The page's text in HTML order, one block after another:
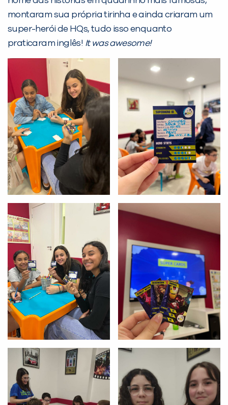
montaram sua própria tirinha e ainda criaram um
super-herói de HQs, tudo isso enquanto
praticaram inglês! It was awesome!
PEÇA UMA DEMONSTRAÇÃO DE MÉTODO
Desculpe!
Não encontramos nenhuma unidade
inFlux nesta cidade ou bairro que
você digitou.
Preencha com seus dados abaixo e
já vamos te colocar em contato
com a
Você é aluno inFlux?
Não